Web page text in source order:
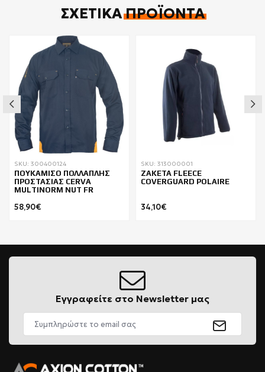
ΣΧΕΤΙΚΆΠΡΟΪΌΝΤΑ
SKU: 300400124
ΠΟΥΚΑΜΙΣΟ ΠΟΛΛΑΠΛΗΣ
ΠΡΟΣΤΑΣΙΑΣ CERVA
MULTINORM NUT FR
58,90€
SKU: 313000001
ΖΑΚΕΤΑ FLEECE
COVERGUARD POLAIRE
34,10€
Εγγραφείτε στο Newsletter μας